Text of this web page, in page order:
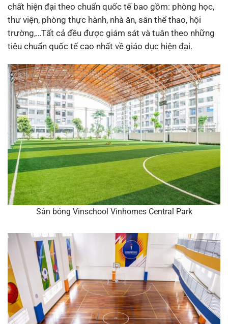
chất hiện đại theo chuẩn quốc tế bao gồm: phòng học,
thư viện, phòng thực hành, nhà ăn, sân thể thao, hội
trường,…Tất cả đều được giám sát và tuân theo những
tiêu chuẩn quốc tế cao nhất về giáo dục hiện đại.
Sân bóng Vinschool Vinhomes Central Park